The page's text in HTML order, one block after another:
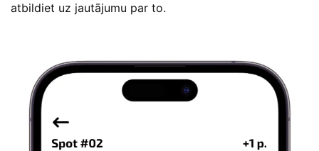
atbildiet uz jautājumu par to.